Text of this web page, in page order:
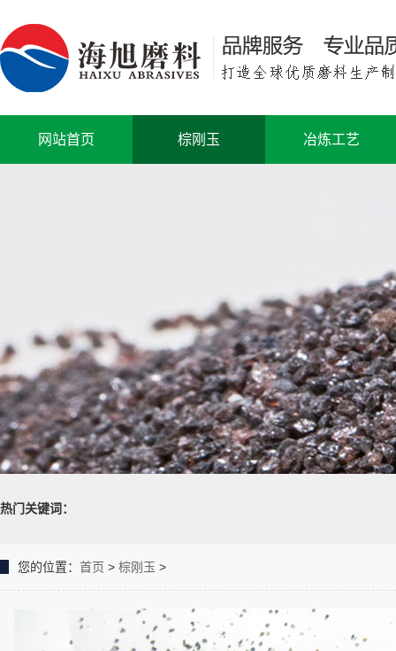
网站首页 棕刚玉 冶炼工艺
热门关键词：
您的位置： 首页 > 棕刚玉 >